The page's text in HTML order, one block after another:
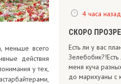
меньше всего
действия
у тех,
4 часа назад
СКОРО
Есть ли у вас
меня куча
до марихуаны с